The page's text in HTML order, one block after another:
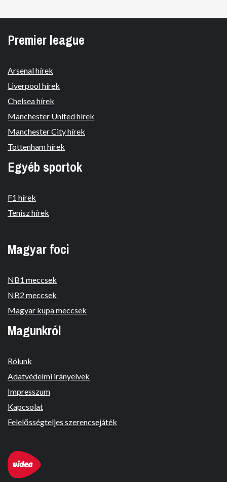
Premier league
Arsenal hírek
Liverpool hírek
Chelsea hírek
Manchester United hírek
Manchester City hírek
Tottenham hírek
Egyéb sportok
F1 hírek
Tenisz hírek
Magyar foci
NB1 meccsek
NB2 meccsek
Magyar kupa meccsek
Magunkról
Rólunk
Adatvédelmi irányelvek
Impresszum
Kapcsolat
Felelősségteljes szerencsejáték